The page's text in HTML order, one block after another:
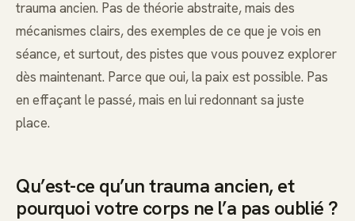
trauma ancien. Pas de théorie abstraite, mais des
mécanismes clairs, des exemples de ce que je vois en
séance, et surtout, des pistes que vous pouvez explorer
dès maintenant. Parce que oui, la paix est possible. Pas
en effaçant le passé, mais en lui redonnant sa juste
place.
Qu’est-ce qu’un trauma ancien, et
pourquoi votre corps ne l’a pas oublié ?